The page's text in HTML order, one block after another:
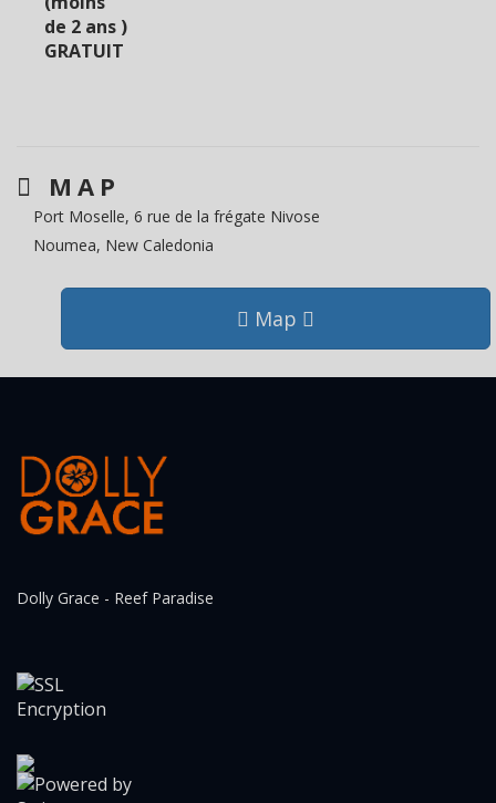
de 2 ans )
GRATUIT
MAP
Port Moselle, 6 rue de la frégate Nivose
Noumea, New Caledonia
Map
Dolly Grace - Reef Paradise